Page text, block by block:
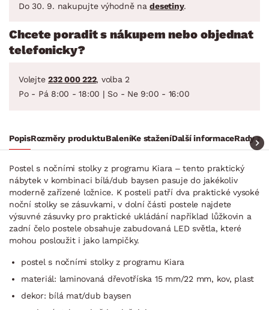
Do 30. 9. nakupujte výhodně nadesetiny.
Chcete poradit s nákupem nebo objednat
telefonicky?
Volejte 232 000 222, volba 2
Po - Pá 8:00 - 18:00 | So - Ne 9:00 - 16:00
PopisRozměry produktuBaleníKe staženíDalší informaceRady a
Postel s nočními stolky z programu Kiara – tento praktický
nábytek v kombinaci bílá/dub baysen pasuje do jakékoliv
moderně zařízené ložnice. K posteli patří dva praktické vysoké
noční stolky se zásuvkami, v dolní části postele najdete
výsuvné zásuvky pro praktické ukládání například lůžkovin a
zadní čelo postele obsahuje zabudovaná LED světla, které
mohou posloužit i jako lampičky.
postel s nočními stolky z programu Kiara
materiál: laminovaná dřevotříska 15 mm/22 mm, kov, plast
dekor: bílá mat/dub baysen